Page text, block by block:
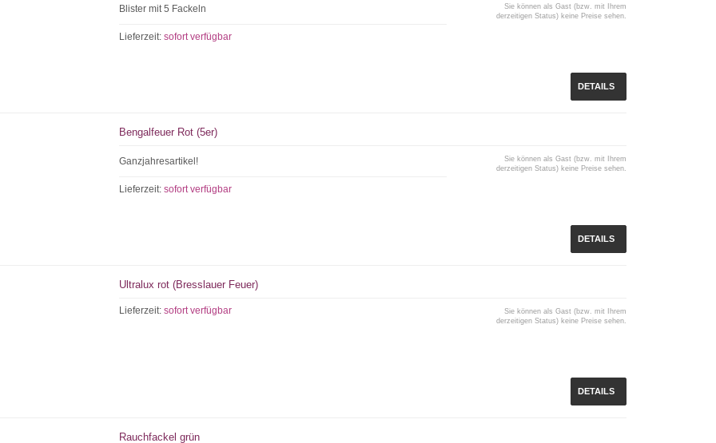
Blister mit 5 Fackeln
Lieferzeit:sofort verfügbar
Sie können als Gast (bzw. mit Ihrem
derzeitigen Status) keine Preise sehen.
DETAILS
Bengalfeuer Rot (5er)
Ganzjahresartikel!
Lieferzeit:sofort verfügbar
Sie können als Gast (bzw. mit Ihrem
derzeitigen Status) keine Preise sehen.
DETAILS
Ultralux rot (Bresslauer Feuer)
Lieferzeit:sofort verfügbar
Sie können als Gast (bzw. mit Ihrem
derzeitigen Status) keine Preise sehen.
DETAILS
Rauchfackel grün